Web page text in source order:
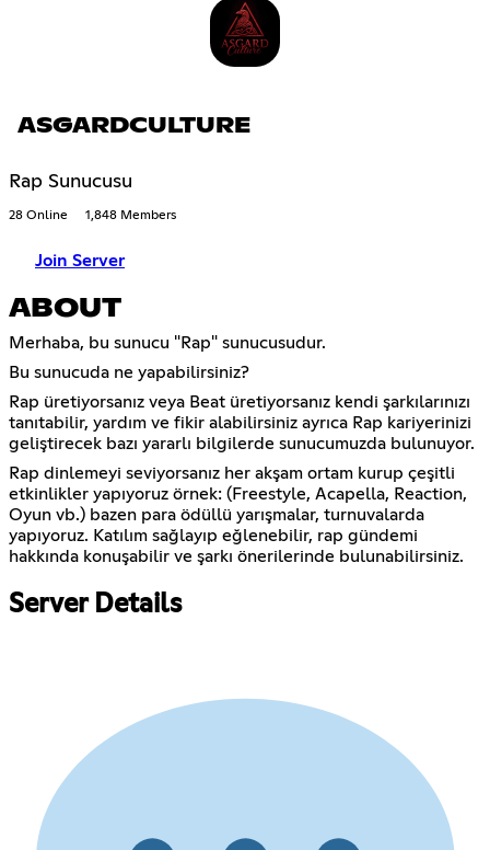
ASGARDCULTURE
Rap Sunucusu
28 Online 1,848 Members
Join Server
ABOUT
Merhaba, bu sunucu "Rap" sunucusudur.
Bu sunucuda ne yapabilirsiniz?
Rap üretiyorsanız veya Beat üretiyorsanız kendi şarkılarınızı
tanıtabilir, yardım ve fikir alabilirsiniz ayrıca Rap kariyerinizi
geliştirecek bazı yararlı bilgilerde sunucumuzda bulunuyor.
Rap dinlemeyi seviyorsanız her akşam ortam kurup çeşitli
etkinlikler yapıyoruz örnek: (Freestyle, Acapella, Reaction,
Oyun vb.) bazen para ödüllü yarışmalar, turnuvalarda
yapıyoruz. Katılım sağlayıp eğlenebilir, rap gündemi
hakkında konuşabilir ve şarkı önerilerinde bulunabilirsiniz.
Server Details